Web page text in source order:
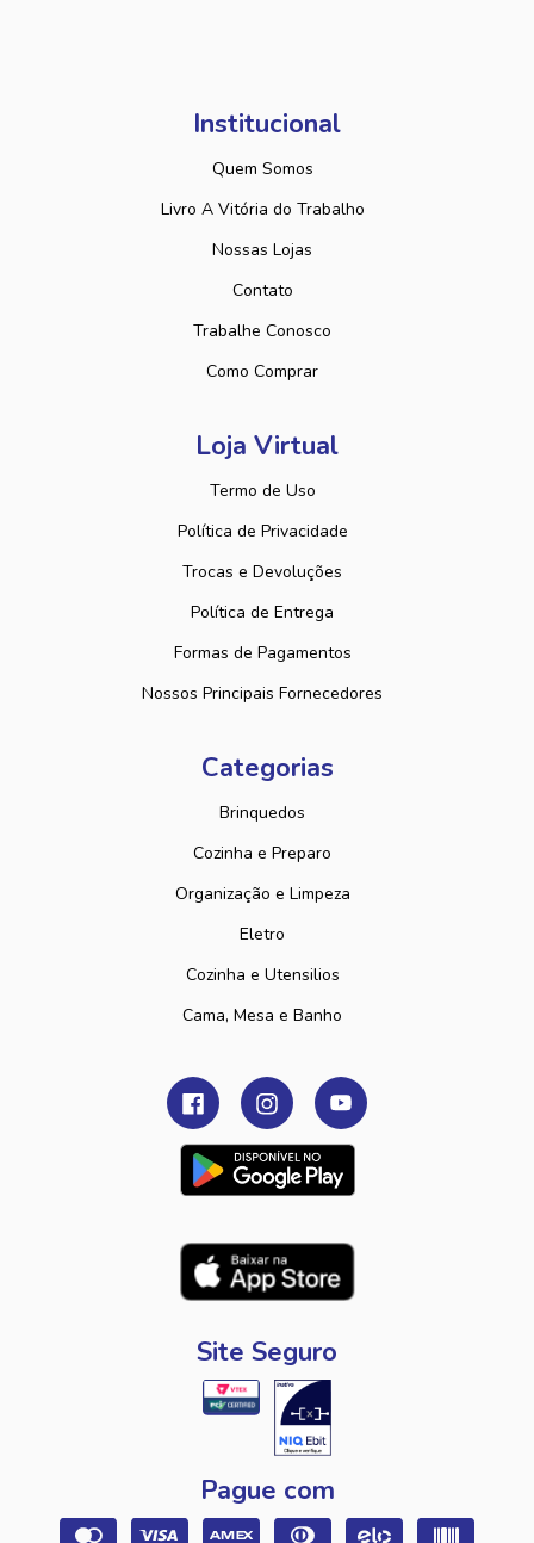
Institucional
Quem Somos
Livro A Vitória do Trabalho
Nossas Lojas
Contato
Trabalhe Conosco
Como Comprar
Loja Virtual
Termo de Uso
Política de Privacidade
Trocas e Devoluções
Política de Entrega
Formas de Pagamentos
Nossos Principais Fornecedores
Categorias
Brinquedos
Cozinha e Preparo
Organização e Limpeza
Eletro
Cozinha e Utensilios
Cama, Mesa e Banho
Site Seguro
Pague com